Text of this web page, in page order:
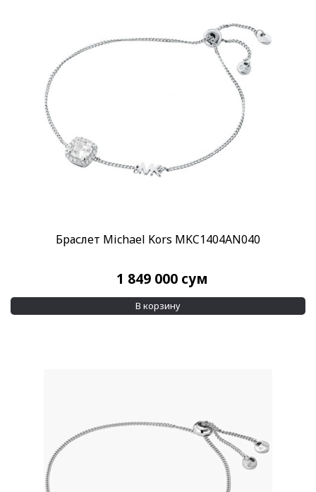
Браслет Michael Kors MKC1404AN040
1 849 000 сум
В корзину